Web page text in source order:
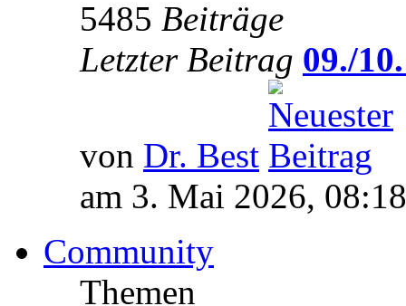
5485 Beiträge
Letzter Beitrag 09./
von Dr. Best
am 3. Mai 2026, 08:18
Community
Themen